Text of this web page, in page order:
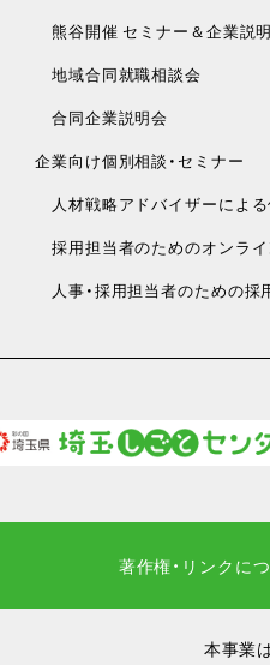
熊谷開催 セミナー＆企業説
地域合同就職相談会
合同企業説明会
企業向け個別相談・セミナー
人材戦略アドバイザーによ
採用担当者のためのオンラ
人事・採用担当者のための採
著作権・リンクに
本事業